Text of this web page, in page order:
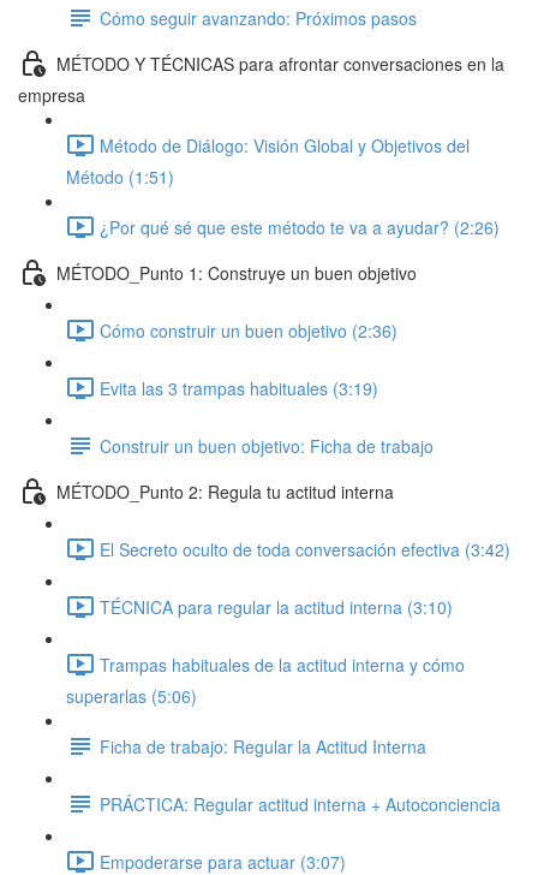
Cómo seguir avanzando: Próximos pasos
MÉTODO Y TÉCNICAS para afrontar conversaciones en la
empresa
Método de Diálogo: Visión Global y Objetivos del
Método (1:51)
¿Por qué sé que este método te va a ayudar? (2:26)
MÉTODO_Punto 1: Construye un buen objetivo
Cómo construir un buen objetivo (2:36)
Evita las 3 trampas habituales (3:19)
Construir un buen objetivo: Ficha de trabajo
MÉTODO_Punto 2: Regula tu actitud interna
El Secreto oculto de toda conversación efectiva (3:42)
TÉCNICA para regular la actitud interna (3:10)
Trampas habituales de la actitud interna y cómo
superarlas (5:06)
Ficha de trabajo: Regular la Actitud Interna
PRÁCTICA: Regular actitud interna + Autoconciencia
Empoderarse para actuar (3:07)